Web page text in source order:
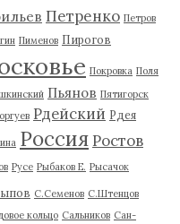
Петренко Петров
Пименов Пирогов
Покровка Поля
Пьянов Пятигорск
Рдейский Рдея
Россия Ростов
Русе Рыбаков Е. Рысачок
С.Семенов С.Штенцов
кольцо Сальников Сан-